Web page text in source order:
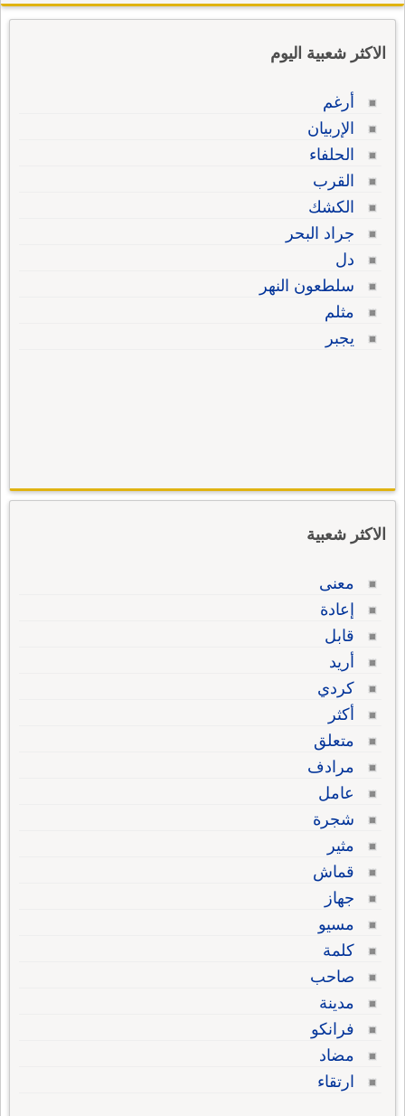
الاكثر شعبية اليوم
أرغم
الإربيان
الحلفاء
القرب
الكشك
جراد البحر
دل
سلطعون النهر
مثلم
يجبر
الاكثر شعبية
معنى
إعادة
قابل
أريد
كردي
أكثر
متعلق
مرادف
عامل
شجرة
مثير
قماش
جهاز
مسيو
كلمة
صاحب
مدينة
فرانكو
مضاد
ارتقاء